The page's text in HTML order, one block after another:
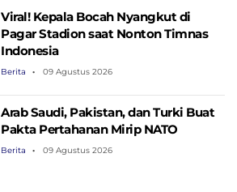
Viral! Kepala Bocah Nyangkut di
Pagar Stadion saat Nonton Timnas
Indonesia
Berita 09 Agustus 2026
Arab Saudi, Pakistan, dan Turki Buat
Pakta Pertahanan Mirip NATO
Berita 09 Agustus 2026